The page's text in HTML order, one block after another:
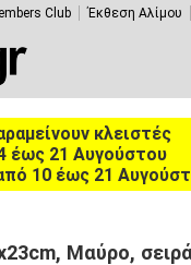
Club Έκθεση Αλίμου
κλειστές
έως 21 Αυγούστου
10 έως 21
Μαύρο,